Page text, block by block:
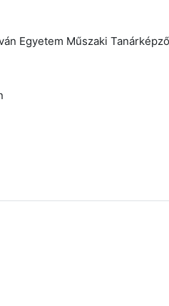
Egyetem Műszaki